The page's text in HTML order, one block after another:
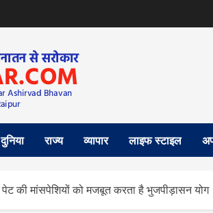
दुनिया राज्य व्यापार लाइफ स्टाइल
पेट की मांसपेशियों को मजबूत करता है भुजपीड़ासन योग